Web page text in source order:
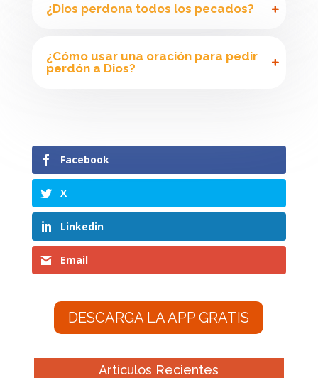
¿Dios perdona todos los pecados?
¿Cómo usar una oración para pedir
perdón a Dios?
Facebook
X
Linkedin
Email
DESCARGA LA APP GRATIS
Artículos Recientes